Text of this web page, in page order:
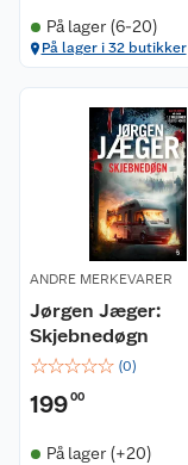
På lager (6-20)
På lager i 32 butikker
ANDRE MERKEVARER
Jørgen Jæger:
Skjebnedøgn
☆☆☆☆☆ (0)
19900
På lager (+20)